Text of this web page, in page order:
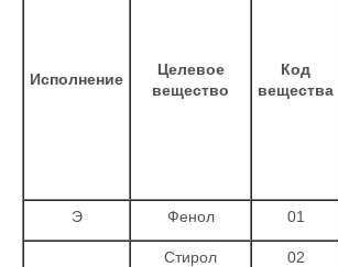
Исполнение
Целевое
вещество
Код
вещества
Э Фенол 01
Стирол 02